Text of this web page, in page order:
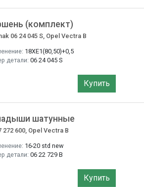
(комплект)
06 24 045 S, Opel Vectra B
18XE1(80,50)+0,5
детали: 06 24 045 S
Купить
шатунные
272 600, Opel Vectra B
16-20 std new
детали: 06 22 729 B
Купить